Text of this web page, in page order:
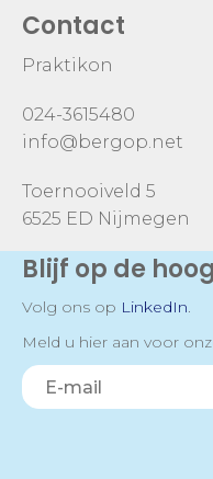
Contact
Praktikon
024-3615480
info@bergop.net
Toernooiveld 5
6525 ED Nijmegen
Blijf op de
Volg ons op LinkedIn.
Meld u hier aan voor